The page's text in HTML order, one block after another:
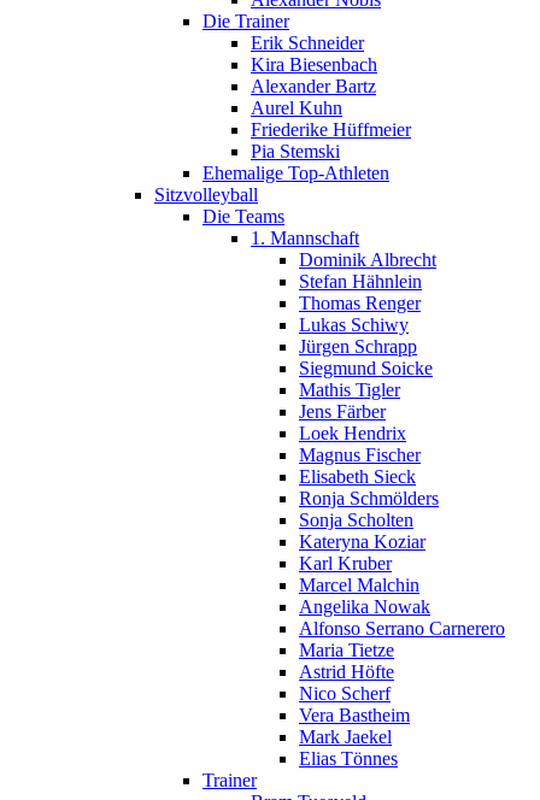
Die Trainer
Erik Schneider
Kira Biesenbach
Alexander Bartz
Aurel Kuhn
Friederike Hüffmeier
Pia Stemski
Ehemalige Top-Athleten
Sitzvolleyball
Die Teams
1. Mannschaft
Dominik Albrecht
Stefan Hähnlein
Thomas Renger
Lukas Schiwy
Jürgen Schrapp
Siegmund Soicke
Mathis Tigler
Jens Färber
Loek Hendrix
Magnus Fischer
Elisabeth Sieck
Ronja Schmölders
Sonja Scholten
Kateryna Koziar
Karl Kruber
Marcel Malchin
Angelika Nowak
Alfonso Serrano Carnerero
Maria Tietze
Astrid Höfte
Nico Scherf
Vera Bastheim
Mark Jaekel
Elias Tönnes
Trainer